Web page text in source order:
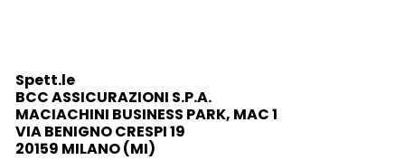
Spett.le
BCC ASSICURAZIONI S.P.A.
MACIACHINI BUSINESS PARK, MAC 1
VIA BENIGNO CRESPI 19
20159 MILANO (MI)